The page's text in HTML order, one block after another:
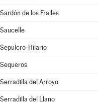
Sardón de los Frailes
Saucelle
Sepulcro-Hilario
Sequeros
Serradilla del Arroyo
Serradilla del Llano